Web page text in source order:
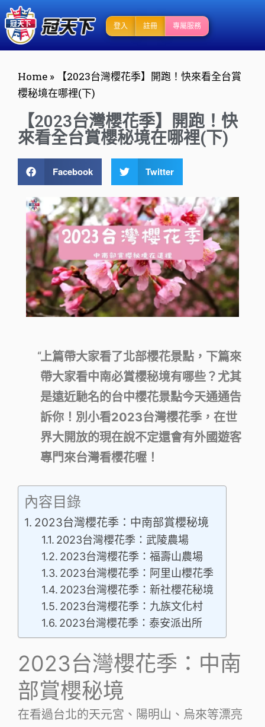
登入 註冊 專屬服務
Home »
【2023台灣櫻花季】開跑！快來看全台賞
櫻秘境在哪裡(下)
【2023台灣櫻花季】開跑！快
來看全台賞櫻秘境在哪裡(下)
Facebook Twitter
上篇帶大家看了北部櫻花景點，下篇來
帶大家看中南必賞櫻秘境有哪些？尤其
是遠近馳名的台中櫻花景點今天通通告
訴你！別小看2023台灣櫻花季，在世
界大開放的現在說不定還會有外國遊客
專門來台灣看櫻花喔！
內容目錄
2023台灣櫻花季：中南部賞櫻秘境
2023台灣櫻花季：武陵農場
2023台灣櫻花季：福壽山農場
2023台灣櫻花季：阿里山櫻花季
2023台灣櫻花季：新社櫻花秘境
2023台灣櫻花季：九族文化村
2023台灣櫻花季：泰安派出所
2023台灣櫻花季：中南
部賞櫻秘境
在看過台北的天元宮、陽明山、烏來等漂亮